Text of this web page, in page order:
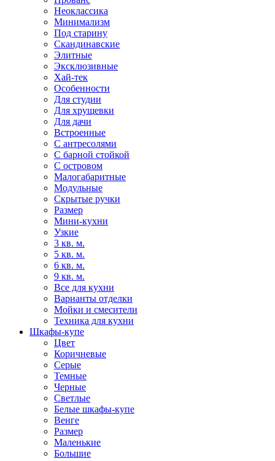
Неоклассика
Минимализм
Под старину
Скандинавские
Элитные
Эксклюзивные
Хай-тек
Особенности
Для студии
Для хрущевки
Для дачи
Встроенные
С антресолями
С барной стойкой
С островом
Малогабаритные
Модульные
Скрытые ручки
Размер
Мини-кухни
Узкие
3 кв. м.
5 кв. м.
6 кв. м.
9 кв. м.
Все для кухни
Варианты отделки
Мойки и смесители
Техника для кухни
Шкафы-купе
Цвет
Коричневые
Серые
Темные
Черные
Светлые
Белые шкафы-купе
Венге
Размер
Маленькие
Большие